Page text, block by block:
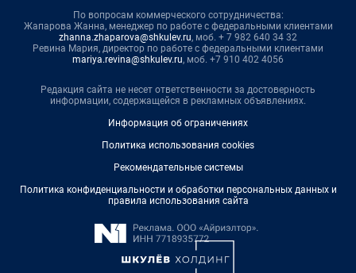
По вопросам коммерческого сотрудничества:
Жапарова Жанна, менеджер по работе с федеральными клиентами
zhanna.zhaparova@shkulev.ru, моб. + 7 982 640 34 32
Ревина Мария, директор по работе с федеральными клиентами
mariya.revina@shkulev.ru, моб. +7 910 402 4056
Редакция сайта не несет ответственности за достоверность
информации, содержащейся в рекламных объявлениях.
Информация об ограничениях
Политика использования cookies
Рекомендательные системы
Политика конфиденциальности и обработки персональных данных и
правила использования сайта